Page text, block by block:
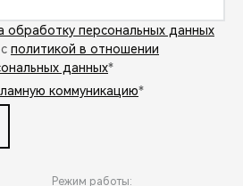
обработку персональных данных
политикой в отношении
данных*
коммуникацию*
Режим работы: